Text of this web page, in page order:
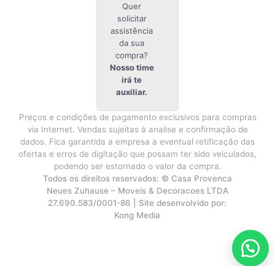
Quer
solicitar
assistência
da sua
compra?
Nosso time
irá te
auxiliar.
Preços e condições de pagamento exclusivos para compras
via Internet. Vendas sujeitas à analise e confirmação de
dados. Fica garantida a empresa a eventual retificação das
ofertas e erros de digitação que possam ter sido veiculados,
podendo ser estornado o valor da compra.
Todos os direitos reservados: © Casa Provenca
Neues Zuhause – Moveis & Decoracoes LTDA
27.690.583/0001-86 | Site desenvolvido por:
Kong Media